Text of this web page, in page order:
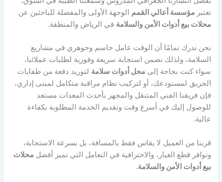
تعتبرمؤسسة أعالي القمم الوجهة الأولى والمفضلة للباحثين عن
محلات بيع أدوات الأمن والسلامة في الرياض والمنطقة.
نحن ندرك تمامًا أن الوقت عامل حاسم وجوهري في مشاريع
السلامة، ولذلك نضمن استجابة سريعة وفورية لطلبات عملائنا،
سواء كنت بحاجة إلىمحل أدوات سلامة لتوريد دفعة من طفايات
الحريق لمستودعك، أو لتركيب نظام مراقبة متكامل لمبنى إداري،
فإن فريقنا الفني المتنقل والمجهز بأحدث المعدات مستعد
للوصول إليك في أسرع وقت وتقديم الخدمة المطلوبة بكفاءة
عالية.
قربنا من العميل لا يقاس فقط بالمسافة، بل بسرعة الاستجابة،
وتوافر قطع الغيار، والاحترافية في التعامل التي تميز أفضلمحلات
بيع أدوات الأمن والسلامة.